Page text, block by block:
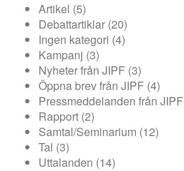
Artikel (5)
Debattartiklar (20)
Ingen kategori (4)
Kampanj (3)
Nyheter från JIPF (3)
Öppna brev från JIPF (4)
Pressmeddelanden från JIPF
Rapport (2)
Samtal/Seminarium (12)
Tal (3)
Uttalanden (14)